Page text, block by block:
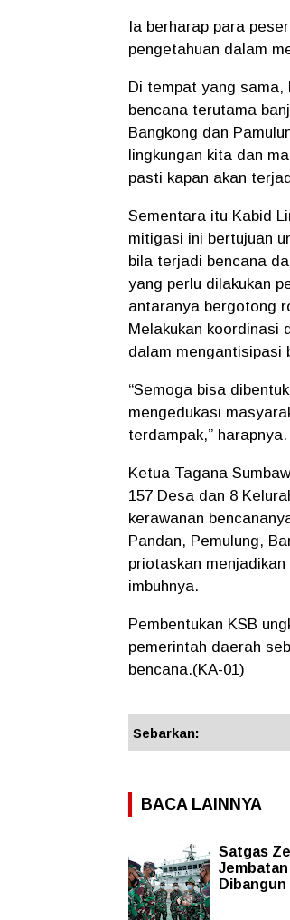
Ia berharap para
pengetahuan dalam
Di tempat yang sama,
bencana terutama
Bangkong dan
lingkungan kita dan
pasti kapan akan
Sementara itu Kabid
mitigasi ini bertujuan
bila terjadi bencana
yang perlu dilakukan
antaranya bergotong
Melakukan koordinasi
dalam mengantisipasi
“Semoga bisa
mengedukasi
terdampak,” harapnya.
Ketua Tagana
157 Desa dan 8
kerawanan
Pandan, Pemulung,
priotaskan
imbuhnya.
Pembentukan KSB
pemerintah daerah
bencana.(KA-01)
Sebarkan:
BACA LAINNYA
Satgas
Dibangun